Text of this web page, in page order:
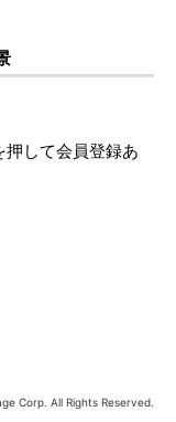
して会員登録あ
Corp. All Rights Reserved.